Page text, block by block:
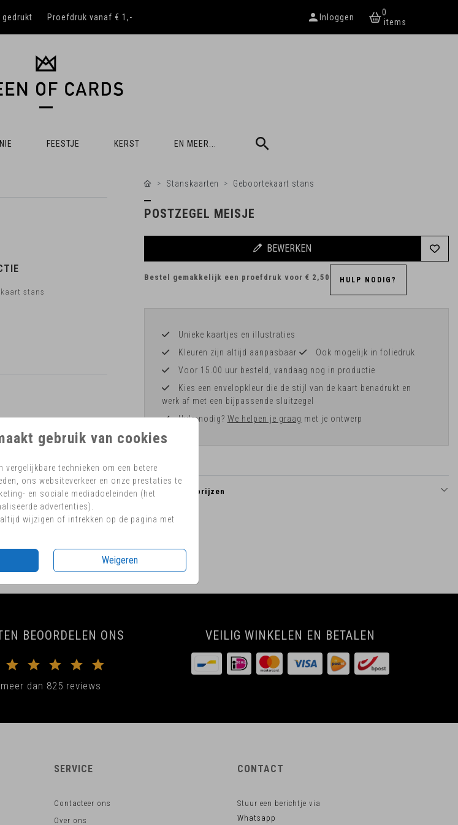
Proefdruk vanaf € 1,- Inloggen 0
FEESTJE KERST EN MEER...
gebruik van cookies
vergelijkbare technieken om een betere
ons websiteverkeer en onze prestaties te
en sociale mediadoeleinden (het
advertenties).
wijzigen of intrekken op de pagina met
Weigeren
stans
Stanskaarten Geboortekaart stans
POSTZEGEL MEISJE
BEWERKEN
Bestel gemakkelijk een proefdruk voor € 2,50 HULP NODIG?
Unieke kaartjes en illustraties
Kleuren zijn altijd aanpasbaar
Ook mogelijk in foliedruk
Voor 15.00 uur besteld, vandaag nog in productie
Kies een envelopkleur die de stijl van de kaart benadrukt en
werk af met een bijpassende sluitzegel
Hulp nodig? We helpen je graag met je ontwerp
Formaten en prijzen
BEOORDELEN ONS
dan 825 reviews
VEILIG WINKELEN EN BETALEN
SERVICE
Contacteer ons
Over ons
CONTACT
Stuur een berichtje via
Whatsapp